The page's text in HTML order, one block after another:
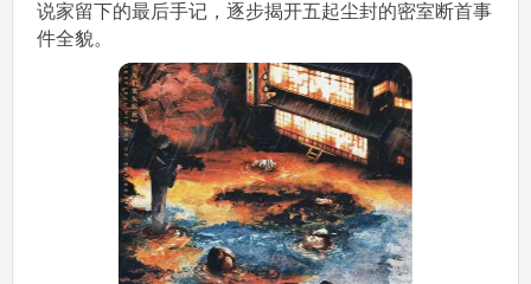
说家留下的最后手记，逐步揭开五起尘封的密室断首事
件全貌。